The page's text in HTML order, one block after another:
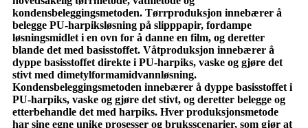
kondensbeleggingsmetoden. Tørrproduksjon innebærer å
belegge PU-harpiksløsning på slipppapir, fordampe
løsningsmidlet i en ovn for å danne en film, og deretter
blande det med basisstoffet. Våtproduksjon innebærer å
dyppe basisstoffet direkte i PU-harpiks, vaske og gjøre det
stivt med dimetylformamidvannløsning.
Kondensbeleggingsmetoden innebærer å dyppe basisstoffet i
PU-harpiks, vaske og gjøre det stivt, og deretter belegge og
etterbehandle det med harpiks. Hver produksjonsmetode
har sine egne unike prosesser og bruksscenarier, som gjør at